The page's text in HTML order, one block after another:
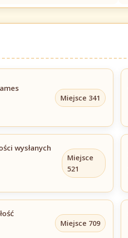
Miejsce 341
wysłanych
Miejsce
521
Miejsce 709